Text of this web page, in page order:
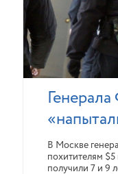
В Москве
похитителям
получили 7 и 9